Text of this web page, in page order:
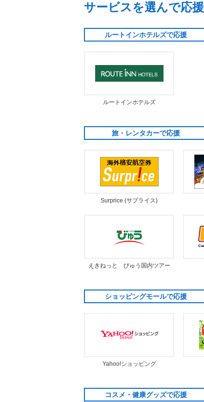
サービスを選んで応援
ルートインホテルズで応援
ルートインホテルズ
旅・レンタカーで応援
Surprice (サプライス)
えきねっと びゅう国内ツアー
ショッピングモールで応援
Yahoo!ショッピング
コスメ・健康グッズで応援